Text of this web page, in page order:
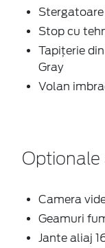
Stergatoare
Stop cu
Tapiţerie
Gray
Volan
Optionale
Camera
Geamuri
Jante aliaj